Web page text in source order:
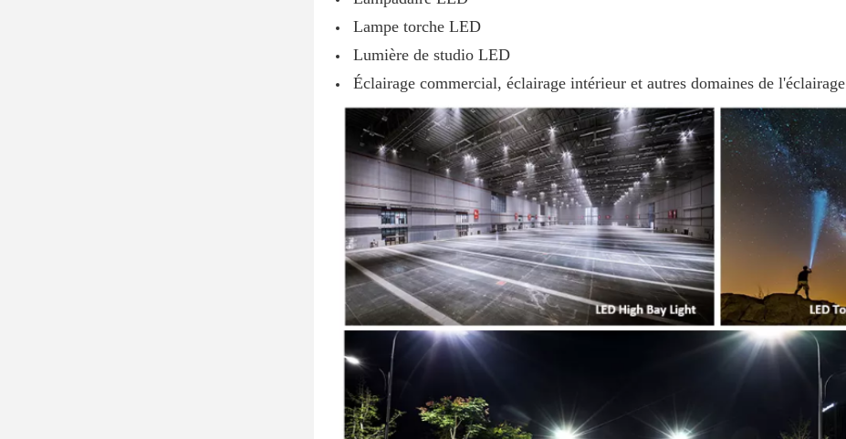
Lampe torche LED
Lumière de studio LED
Éclairage commercial, éclairage intérieur et autres domaines de l'éclairage